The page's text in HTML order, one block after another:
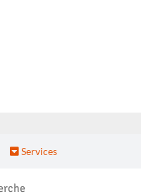
Services